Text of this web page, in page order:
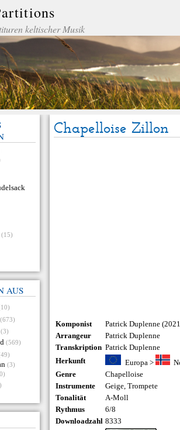
keltischer Musik
(15)
AUS
(673)
(3)
(569)
(3)
Chapelloise Zillon
Komponist
Patrick Duplenne
Arrangeur
Patrick Duplenne
Transkription Patrick Duplenne
Herkunft
Europa>
Genre
Chapelloise
Instrumente
Geige,Trompete
Tonalität
A-Moll
Rythmus
6/8
Downloadzahl 8333